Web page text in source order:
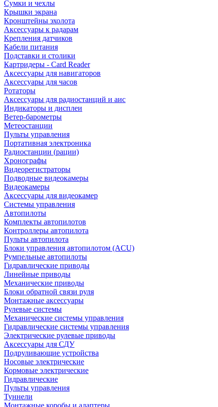
Сумки и чехлы
Крышки экрана
Кронштейны эхолота
Аксессуары к радарам
Крепления датчиков
Кабели питания
Подставки и столики
Картридеры - Card Reader
Аксессуары для навигаторов
Аксессуары для часов
Ротаторы
Аксессуары для радиостанций и аис
Индикаторы и дисплеи
Ветер-барометры
Метеостанции
Пульты управления
Портативная электроника
Радиостанции (рации)
Хронографы
Видеорегистраторы
Подводные видеокамеры
Видеокамеры
Аксессуары для видеокамер
Системы управления
Автопилоты
Комплекты автопилотов
Контроллеры автопилота
Пульты автопилота
Блоки управления автопилотом (ACU)
Румпельные автопилоты
Гидравлические приводы
Линейные приводы
Механические приводы
Блоки обратной связи руля
Монтажные аксессуары
Рулевые системы
Механические системы управления
Гидравлические системы управления
Электрические рулевые приводы
Аксессуары для СДУ
Подруливающие устройства
Носовые электрические
Кормовые электрические
Гидравлические
Пульты управления
Туннели
Монтажные коробы и адаптеры